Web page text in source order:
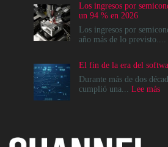
del
Data
Center
no
destino,
es
un
operativo
Los ingresos por
un 94 % en 2026
Los ingresos por
año más de lo previsto....
El fin de la era del
Durante más de dos
cumplió una... Lee más: